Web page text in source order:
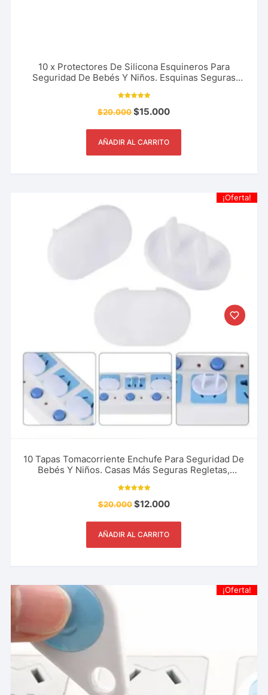
10 x Protectores De Silicona Esquineros Para
Seguridad De Bebés Y Niños. Esquinas Seguras
10.00
de 5
$20.000$15.000
AÑADIR AL CARRITO
¡Oferta!
10 Tapas Tomacorriente Enchufe Para Seguridad De
Bebés Y Niños. Casas Más Seguras Regletas,
5.00
de 5
$20.000$12.000
AÑADIR AL CARRITO
¡Oferta!